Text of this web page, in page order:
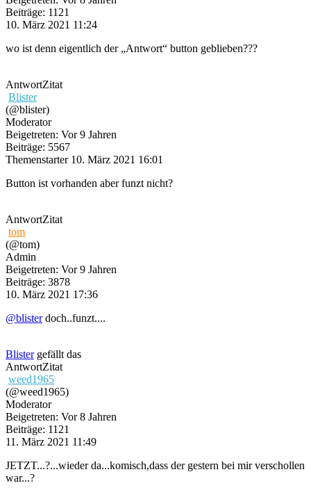
Beiträge: 1121
10. März 2021 11:24
wo ist denn eigentlich der „Antwort“ button geblieben???
AntwortZitat
Blister
(@blister)
Moderator
Beigetreten: Vor 9 Jahren
Beiträge: 5567
Themenstarter 10. März 2021 16:01
Button ist vorhanden aber funzt nicht?
AntwortZitat
tom
(@tom)
Admin
Beigetreten: Vor 9 Jahren
Beiträge: 3878
10. März 2021 17:36
@blisterdoch..funzt....
Blistergefällt das
AntwortZitat
weed1965
(@weed1965)
Moderator
Beigetreten: Vor 8 Jahren
Beiträge: 1121
11. März 2021 11:49
JETZT...?...wieder da...komisch,dass der gestern bei mir verschollen
war...?